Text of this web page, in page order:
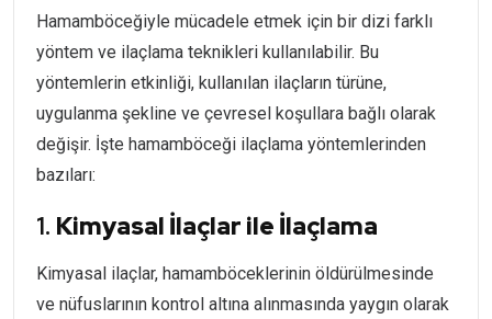
Hamamböceğiyle mücadele etmek için bir dizi farklı
yöntem ve ilaçlama teknikleri kullanılabilir. Bu
yöntemlerin etkinliği, kullanılan ilaçların türüne,
uygulanma şekline ve çevresel koşullara bağlı olarak
değişir. İşte hamamböceği ilaçlama yöntemlerinden
bazıları:
1. Kimyasal İlaçlar ile İlaçlama
Kimyasal ilaçlar, hamamböceklerinin öldürülmesinde
ve nüfuslarının kontrol altına alınmasında yaygın olarak